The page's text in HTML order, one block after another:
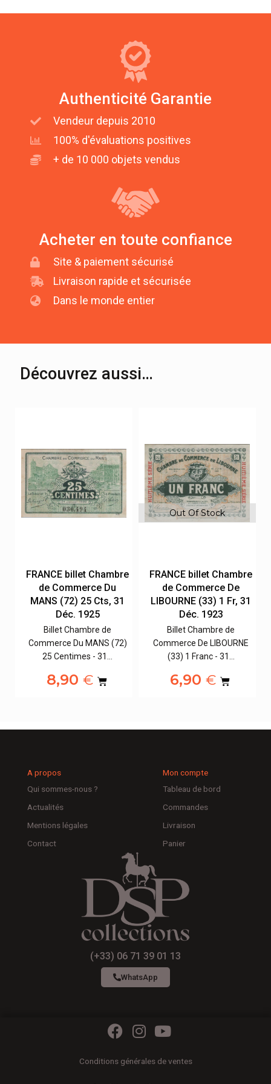
Authenticité Garantie
Vendeur depuis 2010
100% d'évaluations positives
+ de 10 000 objets vendus
Acheter en toute confiance
Site & paiement sécurisé
Livraison rapide et sécurisée
Dans le monde entier
Découvrez aussi…
FRANCE billet Chambre
de Commerce De
LIMOGES (87) 50 Cts, 1
Janv. 1923
Billet Chambre de
Commerce De LIMOGES
(87) 50 Centimes - 1…
14,90€
FRANCE billet Chambre
de Commerce Du
MANS (72) 25 Cts, 31
Déc. 1925
Billet Chambre de
Commerce Du MANS (72)
25 Centimes - 31…
8,90€
A propos
Qui sommes-nous ?
Actualités
Mentions légales
Contact
Mon compte
Tableau de bord
Commandes
Livraison
Panier
(+33) 06 71 39 01 13
WhatsApp
F
c
I
s
Y
u
Conditions générales de ventes